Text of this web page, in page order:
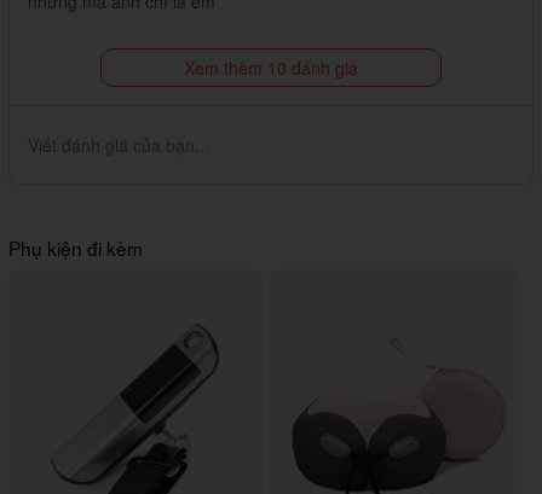
Xem thêm 10 đánh giá
Viết đánh giá của bạn...
Phụ kiện đi kèm